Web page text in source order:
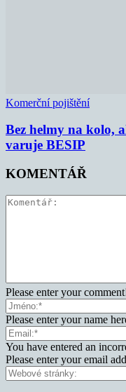
Komerční pojištění
Bez helmy na kolo,
varuje BESIP
KOMENTÁŘ
Please enter your
Please enter your name
You have entered an
Please enter your email